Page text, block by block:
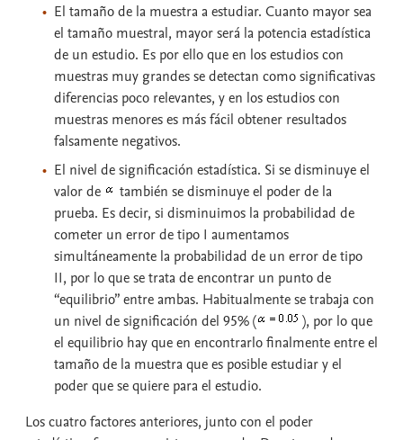
El tamaño de la muestraa estudiar. Cuanto mayor sea
el tamaño muestral, mayor será la potencia estadística
de un estudio. Es por ello que en los estudios con
muestras muy grandes se detectan como significativas
diferencias poco relevantes, y en los estudios con
muestras menores es más fácil obtener resultados
falsamente negativos.
El nivel de significación estadística. Si se disminuye el
valor de
también se disminuye el poder de la
prueba. Es decir, si disminuimos la probabilidad de
cometer un error de tipo I aumentamos
simultáneamente la probabilidad de un error de tipo
II, por lo que se trata de encontrar un punto de
“equilibrio” entre ambas. Habitualmente se trabaja con
un nivel de significación del 95% (
), por lo que
el equilibrio hay que en encontrarlo finalmente entre el
tamaño de la muestra que es posible estudiar y el
poder que se quiere para el estudio.
Los cuatro factores anteriores, junto con el poder